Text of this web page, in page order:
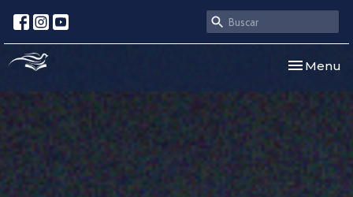
Toggle
Menu